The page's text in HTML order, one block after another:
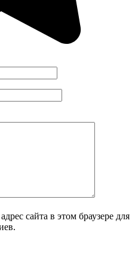
сайта в этом браузере для